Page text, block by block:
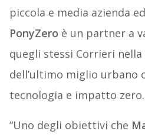
piccola e media azienda
PonyZero è un partner a
quegli stessi Corrieri
dell’ultimo miglio urbano
tecnologia e impatto zero.
“Uno degli obiettivi che